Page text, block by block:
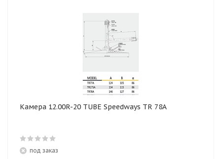
Камера 12.00R-20 TUBE Speedways TR 78A
под заказ